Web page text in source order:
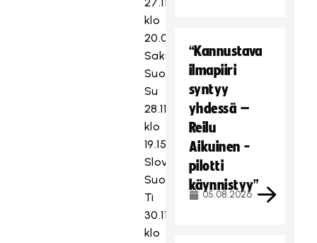
klo
20.00
Saksa–
Suomi
Su
28.11.
klo
19.15
Slovakia–
Suomi
Ti
30.11.
klo
“Kannustava
ilmapiiri
syntyy
yhdessä –
Reilu
Aikuinen -
pilotti
käynnistyy”
05.08.2026